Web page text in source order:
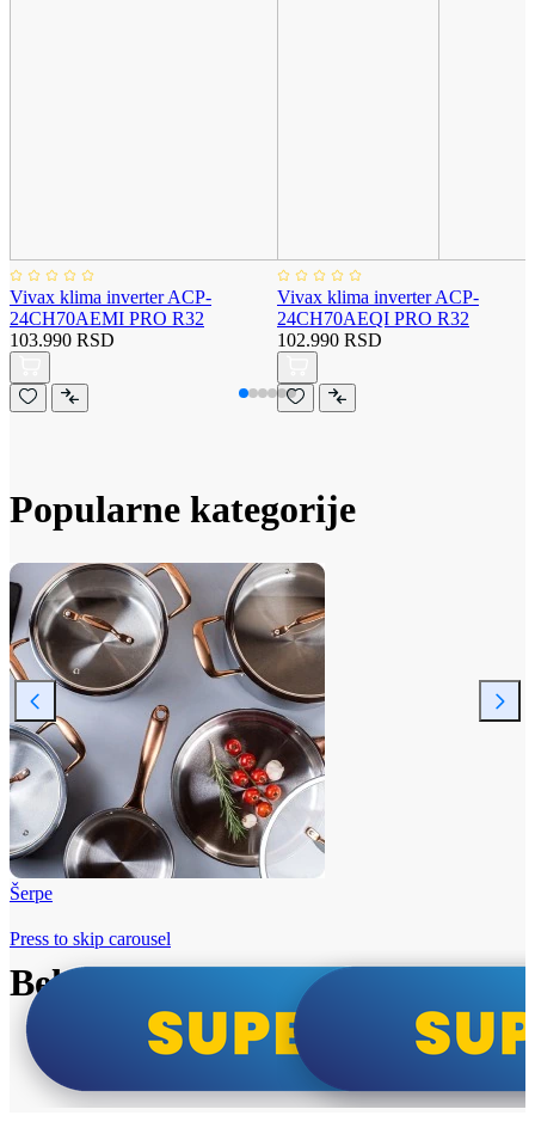
Vivax klima inverter ACP-
24CH70AEMI PRO R32
103.990 RSD
Vivax klima inverter ACP-
24CH70AEQI PRO R32
102.990 RSD
Popularne kategorije
Šerpe
Beko i Tesla super cene
Press to skip carousel